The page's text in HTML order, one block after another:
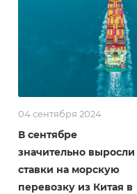
04 сентября 2024
В сентябре
значительно выросли
ставки на морскую
перевозку из Китая в